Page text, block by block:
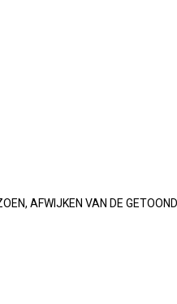
AFWIJKEN VAN DE